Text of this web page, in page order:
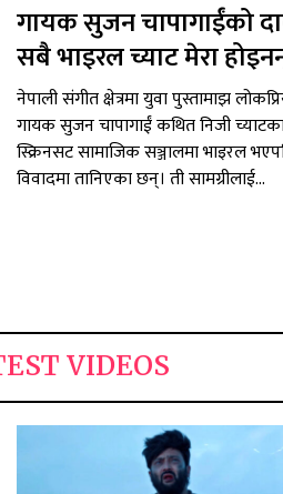
गायक सुजन चापागाईंको
सबै भाइरल च्याट मेरा
नेपाली संगीत क्षेत्रमा युवा पुस्तामाझ
गायक सुजन चापागाईं कथित निजी
स्क्रिनसट सामाजिक सञ्जालमा भाइरल
विवादमा तानिएका छन्। ती सामग्रीलाई...
VIDEOS